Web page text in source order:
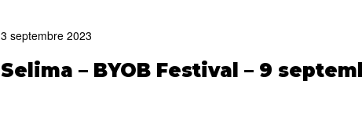
3 septembre 2023
Selima – BYOB Festival – 9